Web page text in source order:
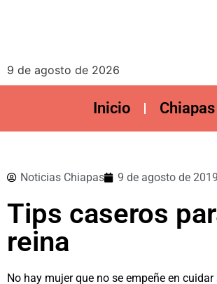
9 de agosto de 2026
Inicio Chiapas
Noticias Chiapas 9 de agosto de 2019
Tips caseros
reina
No hay mujer que no se empeñe en